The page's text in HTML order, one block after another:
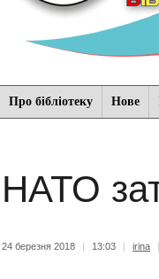
Про бібліотеку Нове
НАТО
24 березня 2018 | 13:03 | irina